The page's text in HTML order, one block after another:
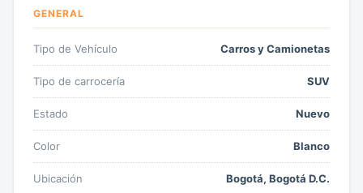
GENERAL
Tipo de Vehículo Carros y Camionetas
Tipo de carrocería SUV
Estado Nuevo
Color Blanco
Ubicación Bogotá, Bogotá D.C.